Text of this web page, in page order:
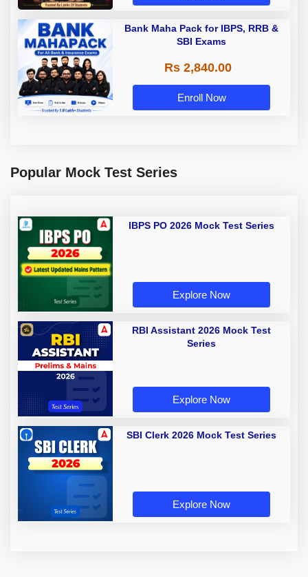
Bank Maha Pack for IBPS, RRB &
SBI Exams
Rs 2,840.00
Enroll Now
Popular Mock Test Series
IBPS PO 2026 Mock Test Series
Explore Now
RBI Assistant 2026 Mock Test
Series
Explore Now
SBI Clerk 2026 Mock Test Series
Explore Now